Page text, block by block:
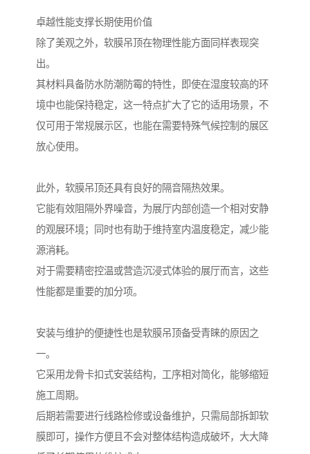
卓越性能支撑长期使用价值
除了美观之外，软膜吊顶在物理性能方面同样表现突
出。
其材料具备防水防潮防霉的特性，即使在湿度较高的环
境中也能保持稳定，这一特点扩大了它的适用场景，不
仅可用于常规展示区，也能在需要特殊气候控制的展区
放心使用。
此外，软膜吊顶还具有良好的隔音隔热效果。
它能有效阻隔外界噪音，为展厅内部创造一个相对安静
的观展环境；同时也有助于维持室内温度稳定，减少能
源消耗。
对于需要精密控温或营造沉浸式体验的展厅而言，这些
性能都是重要的加分项。
安装与维护的便捷性也是软膜吊顶备受青睐的原因之
一。
它采用龙骨卡扣式安装结构，工序相对简化，能够缩短
施工周期。
后期若需要进行线路检修或设备维护，只需局部拆卸软
膜即可，操作方便且不会对整体结构造成破坏，大大降